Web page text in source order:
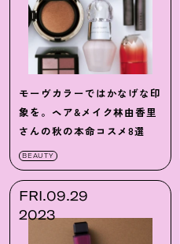
モーヴカラーではかなげな印
象を。ヘア&メイク林由香里
さんの秋の本命コスメ8選
BEAUTY
FRI.09.29
2023